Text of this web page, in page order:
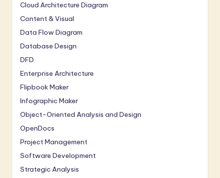
Cloud Architecture Diagram
Content & Visual
Data Flow Diagram
Database Design
DFD
Enterprise Architecture
Flipbook Maker
Infographic Maker
Object-Oriented Analysis and Design
OpenDocs
Project Management
Software Development
Strategic Analysis